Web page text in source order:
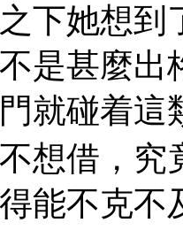
下她想到
是甚麼出
就碰着這
想借，究
能不克不